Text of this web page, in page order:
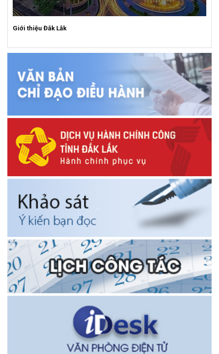
Giới thiệu Đắk Lắk